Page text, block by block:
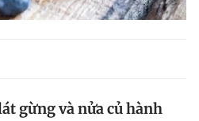
gừng và nửa củ hành